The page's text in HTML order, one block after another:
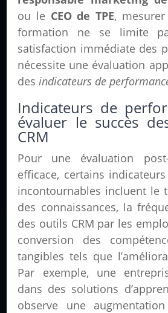
ou le CEO de TPE,
formation ne se limite
satisfaction immédiate des
nécessite une évaluation
desindicateurs de
Indicateurs de
évaluer le succès
CRM
Pour une évaluation
efficace, certains
incontournables incluent le
des connaissances, la
des outils CRM par les
conversion des
tangibles tels que
Par exemple, une
dans des solutions
observe une